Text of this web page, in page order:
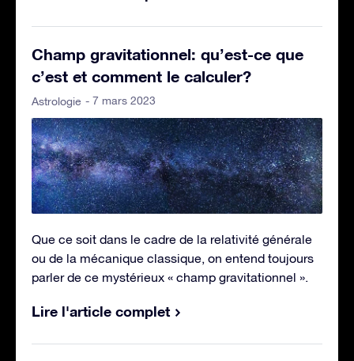
Champ gravitationnel: qu’est-ce que
c’est et comment le calculer?
Astrologie - 7 mars 2023
Que ce soit dans le cadre de la relativité générale
ou de la mécanique classique, on entend toujours
parler de ce mystérieux « champ gravitationnel ».
Lire l'article complet